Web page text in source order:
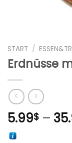
START /
Erdnüsse
5.99$ –